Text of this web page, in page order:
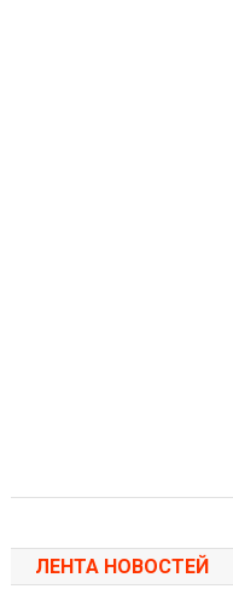
ЛЕНТА НОВОСТЕЙ